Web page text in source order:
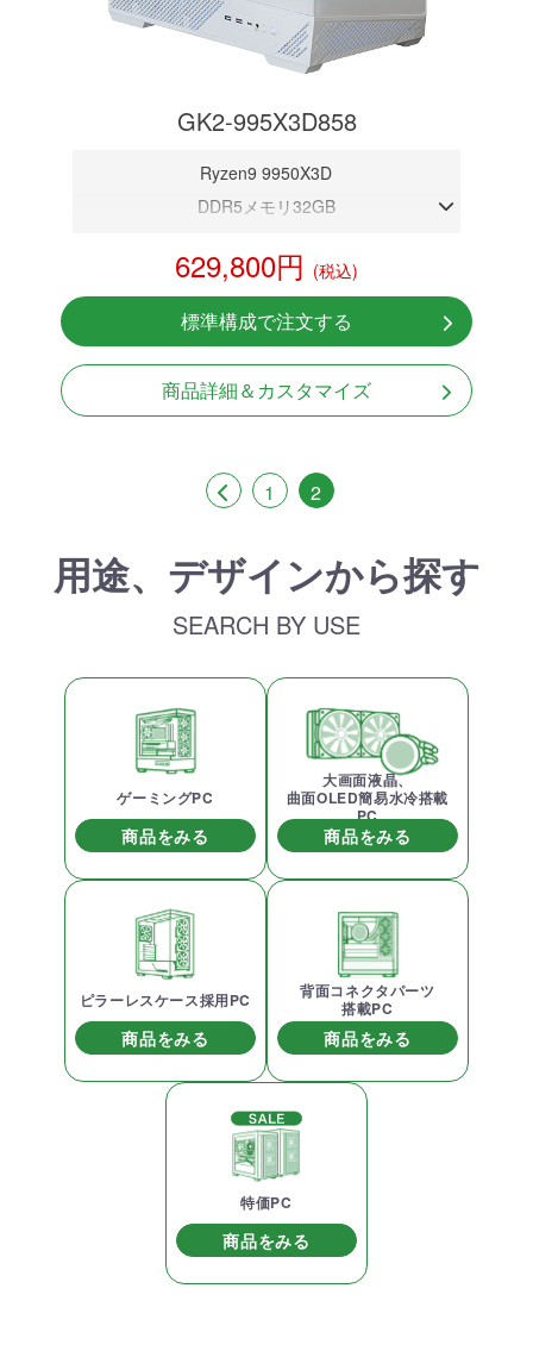
GK2-995X3D858
Ryzen9 9950X3D
DDR5メモリ32GB
NVMeSSD 1TB
無線LAN Bluetooth対応
Windows11 Home 64bit
LCDスクリーン搭載
629,800円 (税込)
標準構成で注文する
商品詳細＆カスタマイズ
1 2
用途、デザインから探す
SEARCH BY USE
ゲーミングPC
商品をみる
大画面液晶、
曲面OLED簡易水冷搭載
PC
商品をみる
ピラーレスケース採用PC
商品をみる
背面コネクタパーツ
搭載PC
商品をみる
特価PC
商品をみる